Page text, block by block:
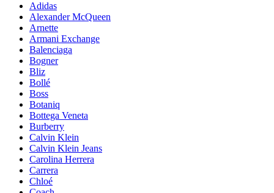
Adidas
Alexander McQueen
Arnette
Armani Exchange
Balenciaga
Bogner
Bliz
Bollé
Boss
Botaniq
Bottega Veneta
Burberry
Calvin Klein
Calvin Klein Jeans
Carolina Herrera
Carrera
Chloé